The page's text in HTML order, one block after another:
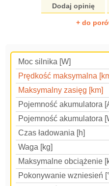
Dodaj opinię
+ do
Moc silnika [W]
Prędkość maksymalna
Maksymalny zasięg [km]
Pojemność akumulatora
Pojemność akumulatora
Czas ładowania [h]
Waga [kg]
Maksymalne obciążenie
Pokonywanie wzniesień